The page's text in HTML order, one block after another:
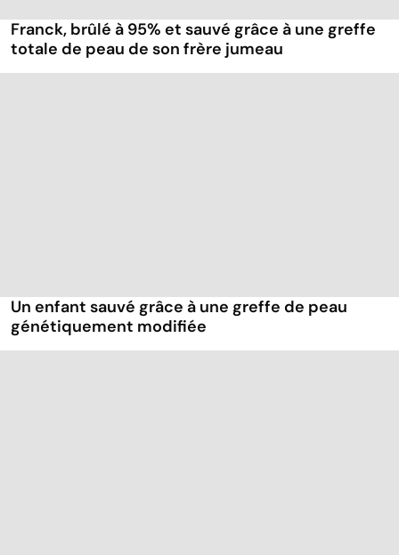
Franck, brûlé à 95% et sauvé grâce à une greffe
totale de peau de son frère jumeau
Un enfant sauvé grâce à une greffe de peau
génétiquement modifiée